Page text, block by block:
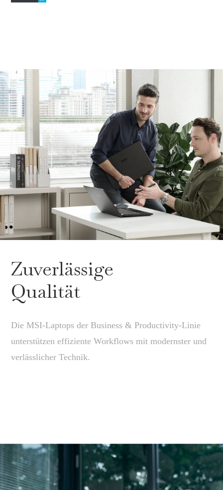
Zuverlässige
Qualität
Die MSI-Laptops der Business & Productivity-Linie
unterstützen effiziente Workflows mit modernster und
verlässlicher Technik.